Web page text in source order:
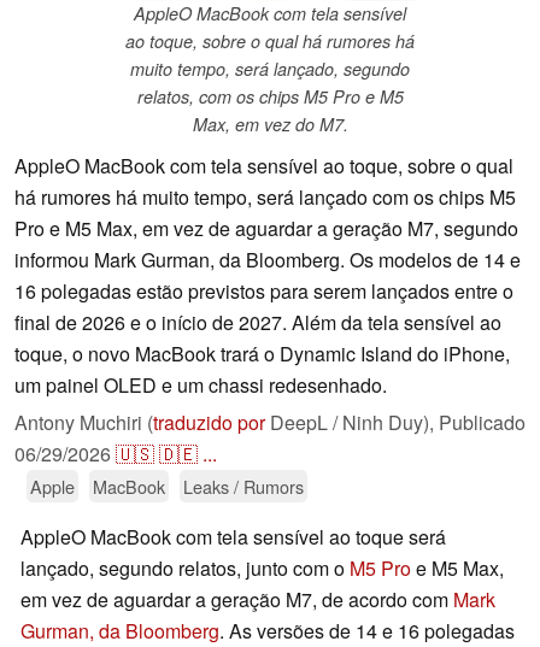
AppleO MacBook com tela sensível
ao toque, sobre o qual há rumores há
muito tempo, será lançado, segundo
relatos, com os chips M5 Pro e M5
Max, em vez do M7.
AppleO MacBook com tela sensível ao toque, sobre o qual
há rumores há muito tempo, será lançado com os chips M5
Pro e M5 Max, em vez de aguardar a geração M7, segundo
informou Mark Gurman, da Bloomberg. Os modelos de 14 e
16 polegadas estão previstos para serem lançados entre o
final de 2026 e o início de 2027. Além da tela sensível ao
toque, o novo MacBook trará o Dynamic Island do iPhone,
um painel OLED e um chassi redesenhado.
Antony Muchiri (traduzido porDeepL / Ninh Duy), Publicado
06/29/2026🇺🇸🇩🇪 ...
Apple MacBook Leaks / Rumors
AppleO MacBook com tela sensível ao toque será
lançado, segundo relatos, junto com o M5 Proe M5 Max,
em vez de aguardar a geração M7, de acordo com Mark
Gurman, da Bloomberg. As versões de 14 e 16 polegadas